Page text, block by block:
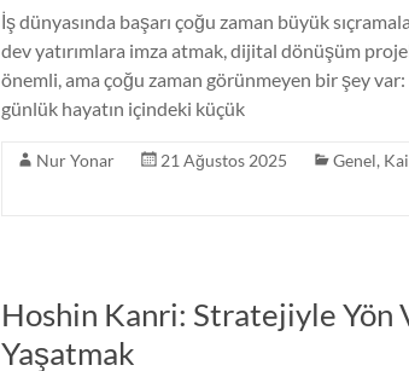
İş dünyasında başarı çoğu zaman büyük
dev yatırımlara imza atmak, dijital dönüşüm
önemli, ama çoğu zaman görünmeyen bir şey
günlük hayatın içindeki küçük
Nur Yonar 21 Ağustos 2025 Genel,
Hoshin Kanri: Stratejiyle Yön
Yaşatmak